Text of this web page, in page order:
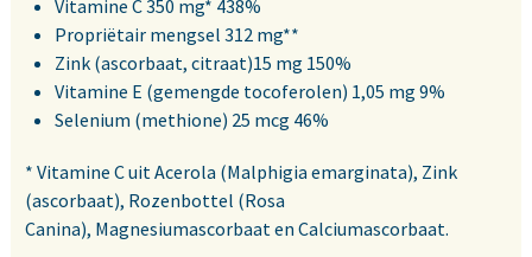
Vitamine C 350 mg* 438%
Propriëtair mengsel 312 mg**
Zink (ascorbaat, citraat)15 mg 150%
Vitamine E (gemengde tocoferolen) 1,05 mg 9%
Selenium (methione) 25 mcg 46%
* Vitamine C uit Acerola (Malphigia emarginata), Zink
(ascorbaat), Rozenbottel (Rosa
Canina), Magnesiumascorbaat en Calciumascorbaat.